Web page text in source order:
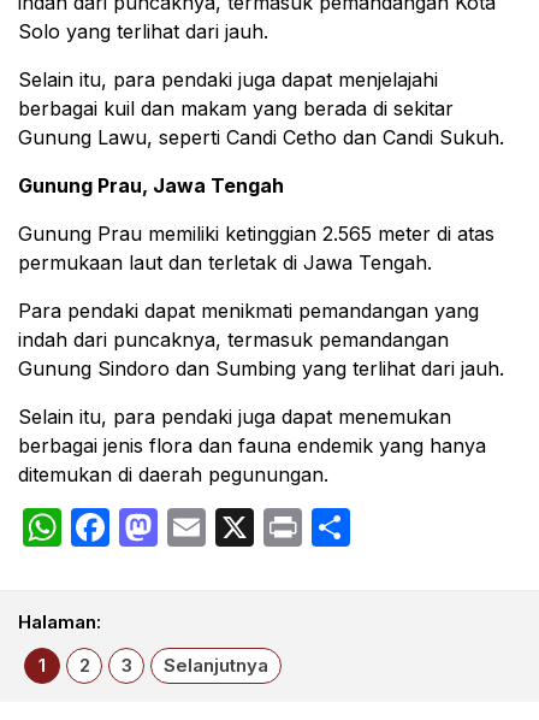
Solo yang terlihat dari jauh.
Selain itu, para pendaki juga dapat menjelajahi
berbagai kuil dan makam yang berada di sekitar
Gunung Lawu, seperti Candi Cetho dan Candi Sukuh.
Gunung Prau, Jawa Tengah
Gunung Prau memiliki ketinggian 2.565 meter di atas
permukaan laut dan terletak di Jawa Tengah.
Para pendaki dapat menikmati pemandangan yang
indah dari puncaknya, termasuk pemandangan
Gunung Sindoro dan Sumbing yang terlihat dari jauh.
Selain itu, para pendaki juga dapat menemukan
berbagai jenis flora dan fauna endemik yang hanya
ditemukan di daerah pegunungan.
WhatsApp
Facebook
Mastodon
Email
X Print
Halaman:
1
2 3 Selanjutnya